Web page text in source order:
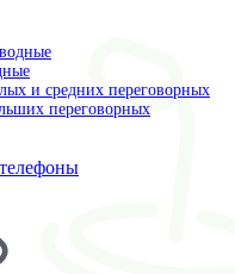
и средних переговорных
переговорных